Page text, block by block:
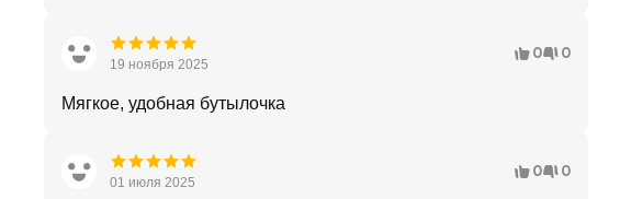
19 ноября 2025
0 0
Мягкое, удобная бутылочка
01 июля 2025
0 0